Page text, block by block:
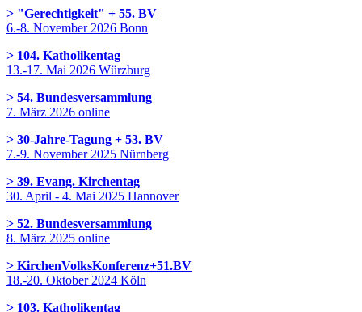
> "Gerechtigkeit" + 55. BV
6.-8. November 2026 Bonn
> 104. Katholikentag
13.-17. Mai 2026 Würzburg
> 54. Bundesversammlung
7. März 2026 online
> 30-Jahre-Tagung + 53. BV
7.-9. November 2025 Nürnberg
> 39. Evang. Kirchentag
30. April - 4. Mai 2025 Hannover
> 52. Bundesversammlung
8. März 2025 online
> KirchenVolksKonferenz+51.BV
18.-20. Oktober 2024 Köln
> 103. Katholikentag